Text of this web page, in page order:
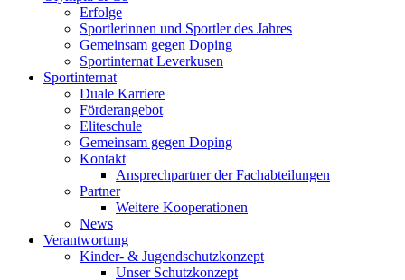
Erfolge
Sportlerinnen und Sportler des Jahres
Gemeinsam gegen Doping
Sportinternat Leverkusen
Sportinternat
Duale Karriere
Förderangebot
Eliteschule
Gemeinsam gegen Doping
Kontakt
Ansprechpartner der Fachabteilungen
Partner
Weitere Kooperationen
News
Verantwortung
Kinder- & Jugendschutzkonzept
Unser Schutzkonzept